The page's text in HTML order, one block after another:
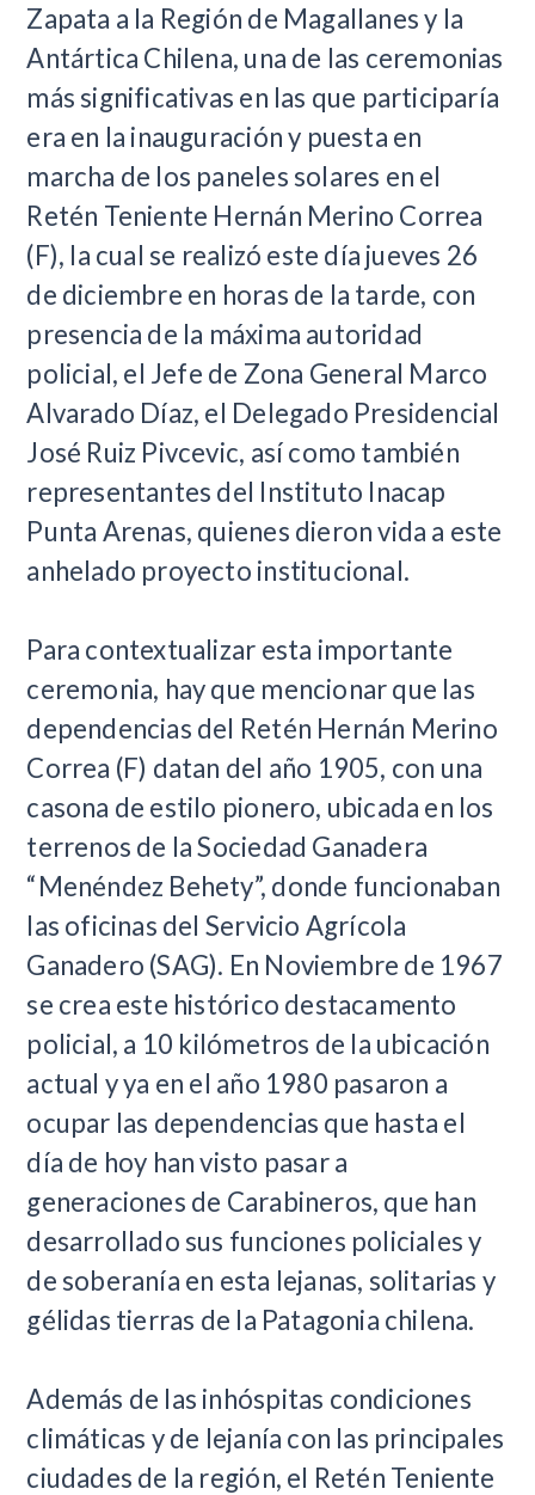
Zapata a la Región de Magallanes y la
Antártica Chilena, una de las ceremonias
más significativas en las que participaría
era en la inauguración y puesta en
marcha de los paneles solares en el
Retén Teniente Hernán Merino Correa
(F), la cual se realizó este día jueves 26
de diciembre en horas de la tarde, con
presencia de la máxima autoridad
policial, el Jefe de Zona General Marco
Alvarado Díaz, el Delegado Presidencial
José Ruiz Pivcevic, así como también
representantes del Instituto Inacap
Punta Arenas, quienes dieron vida a este
anhelado proyecto institucional.
Para contextualizar esta importante
ceremonia, hay que mencionar que las
dependencias del Retén Hernán Merino
Correa (F) datan del año 1905, con una
casona de estilo pionero, ubicada en los
terrenos de la Sociedad Ganadera
“Menéndez Behety”, donde funcionaban
las oficinas del Servicio Agrícola
Ganadero (SAG). En Noviembre de 1967
se crea este histórico destacamento
policial, a 10 kilómetros de la ubicación
actual y ya en el año 1980 pasaron a
ocupar las dependencias que hasta el
día de hoy han visto pasar a
generaciones de Carabineros, que han
desarrollado sus funciones policiales y
de soberanía en esta lejanas, solitarias y
gélidas tierras de la Patagonia chilena.
Además de las inhóspitas condiciones
climáticas y de lejanía con las principales
ciudades de la región, el Retén Teniente